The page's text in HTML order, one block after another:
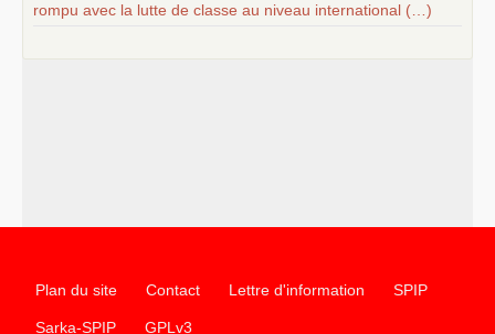
rompu avec la lutte de classe au niveau international (…)
Plan du site Contact Lettre d'information SPIP
Sarka-SPIP GPLv3